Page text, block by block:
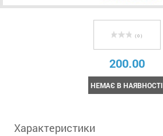
( 0 )
200.00
НЕМАЄ В НАЯВНОСТІ
Характеристики